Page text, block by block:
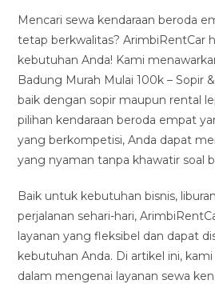
Mencari sewa kendaraan beroda
tetap berkwalitas? ArimbiRentCar
kebutuhan Anda! Kami
Badung Murah Mulai 100k – Sopir
baik dengan sopir maupun rental
pilihan kendaraan beroda empat
yang berkompetisi, Anda dapat
yang nyaman tanpa khawatir soal
Baik untuk kebutuhan bisnis,
perjalanan sehari-hari,
layanan yang fleksibel dan dapat
kebutuhan Anda. Di artikel ini,
dalam mengenai layanan sewa